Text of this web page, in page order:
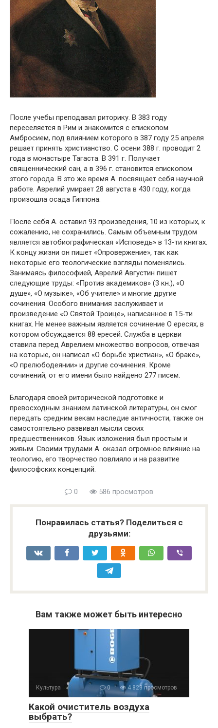
После учебы преподавал риторику. В 383 году
переселяется в Рим и знакомится с епископом
Амбросием, под влиянием которого в 387 году 25 апреля
решает принять христианство. С осени 388 г. проводит 2
года в монастыре Тагаста. В 391 г. Получает
священнический сан, а в 396 г. становится епископом
этого города. В это же время А. посвящает себя научной
работе. Аврелий умирает 28 августа в 430 году, когда
произошла осада Гиппона.
После себя А. оставил 93 произведения, 10 из которых, к
сожалению, не сохранились. Самым объемным трудом
является автобиографическая «Исповедь» в 13-ти книгах.
К концу жизни он пишет «Опровержение», так как
некоторые его теологические взгляды поменялись.
Занимаясь философией, Аврелий Августин пишет
следующие труды: «Против академиков» (3 кн.), «О
душе», «О музыке», «Об учителе» и многие другие
сочинения. Особого внимания заслуживает и
произведение «О Святой Троице», написанное в 15-ти
книгах. Не менее важным является сочинение О ересях, в
котором обсуждается 88 ересей. Служба в церкви
ставила перед Аврелием множество вопросов, отвечая
на которые, он написал «О борьбе христиан», «О браке»,
«О прелюбодеянии» и другие сочинения. Кроме
сочинений, от его имени было найдено 277 писем.
Благодаря своей риторической подготовке и
превосходным знанием латинской литературы, он смог
передать средним векам наследие античности, также он
самостоятельно развивал мысли своих
предшественников. Язык изложения был простым и
живым. Своими трудами А. оказал огромное влияние на
теологию, его творчество повлияло и на развитие
философских концепций.
0 586 просмотров
Понравилась статья? Поделиться с
друзьями:
Вам также может быть интересно
Культура 0 4 823 просмотров
Какой очиститель воздуха
выбрать?